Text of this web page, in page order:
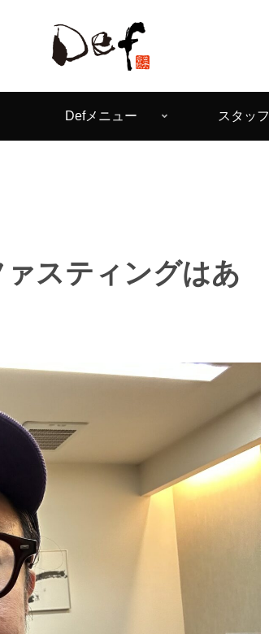
Defメニュー スタッフ
スティングはあ